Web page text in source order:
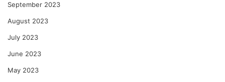
September 2023
August 2023
July 2023
June 2023
May 2023